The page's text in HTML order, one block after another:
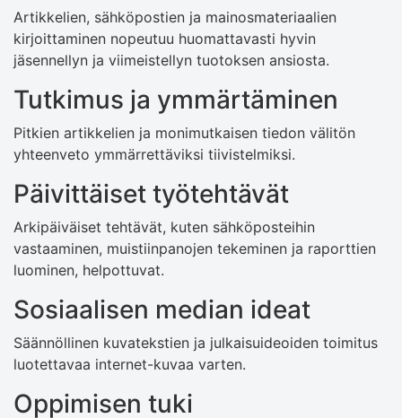
Artikkelien, sähköpostien ja mainosmateriaalien
kirjoittaminen nopeutuu huomattavasti hyvin
jäsennellyn ja viimeistellyn tuotoksen ansiosta.
Tutkimus ja ymmärtäminen
Pitkien artikkelien ja monimutkaisen tiedon välitön
yhteenveto ymmärrettäviksi tiivistelmiksi.
Päivittäiset työtehtävät
Arkipäiväiset tehtävät, kuten sähköposteihin
vastaaminen, muistiinpanojen tekeminen ja raporttien
luominen, helpottuvat.
Sosiaalisen median ideat
Säännöllinen kuvatekstien ja julkaisuideoiden toimitus
luotettavaa internet-kuvaa varten.
Oppimisen tuki